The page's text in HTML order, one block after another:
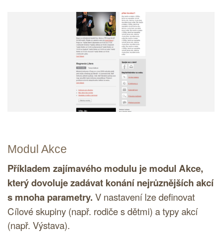
Modul Akce
Příkladem zajímavého modulu je modul Akce,
který dovoluje zadávat konání nejrůznějších akcí
s mnoha parametry. V nastavení lze definovat
Cílové skupiny (např. rodiče s dětmi) a typy akcí
(např. Výstava).